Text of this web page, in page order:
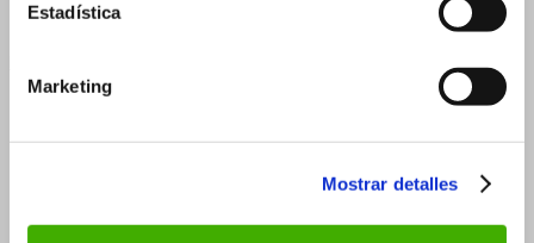
Estadística
Marketing
Mostrar detalles
50 ml